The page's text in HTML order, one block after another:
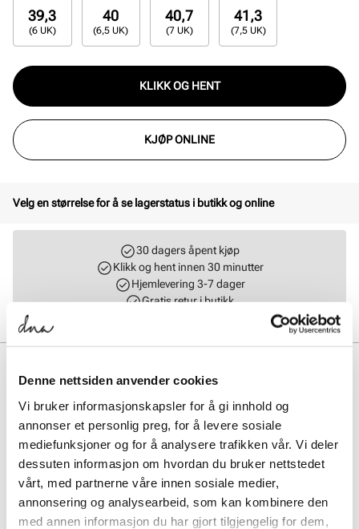
Denne nettsiden anvender cookies
Vi bruker informasjonskapsler for å gi innhold og
annonser et personlig preg, for å levere sosiale
mediefunksjoner og for å analysere trafikken vår. Vi deler
dessuten informasjon om hvordan du bruker nettstedet
vårt, med partnerne våre innen sosiale medier,
annonsering og analysearbeid, som kan kombinere den
med annen informasjon du har gjort tilgjengelig for dem,
39,3
(6 UK)
40
(6,5 UK)
40,7
(7 UK)
41,3
(7,5 UK)
KLIKK OG HENT
KJØP ONLINE
Velg en størrelse for å se lagerstatus i butikk og online
30 dagers åpent kjøp
Klikk og hent innen 30 minutter
Hjemlevering 3-7 dager
Gratis retur i butikk
ADIDAS SPIRITAIN 2000 kombinerer sporty design med komfort for
aktive damer. Skoen har slitesterke materialer og god demping,
perfekt for fritid og hverdagsbruk. Med moderne detaljer og solid
passform gir denne sneakersen både stil og funksjonalitet gjennom
hele dagen.
Art. nr.35267418
Lev. art. nrKI3019